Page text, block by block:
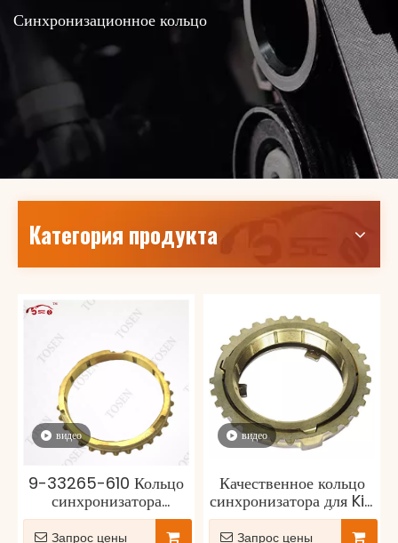
Синхронизационное кольцо
Категория продукта
видео
9-33265-610 Кольцо
синхронизатора
коробки передач для
ISUZU 4JA1
Запрос цены
видео
Качественное кольцо
синхронизатора для Kia
Forte 1.6L 2.0L (OEM
97701-2F031)
Запрос цены